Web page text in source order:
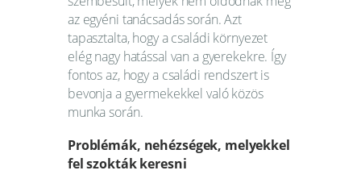
az egyéni tanácsadás során. Azt
tapasztalta, hogy a családi környezet
elég nagy hatással van a gyerekekre. Így
fontos az, hogy a családi rendszert is
bevonja a gyermekekkel való közös
munka során.
Problémák, nehézségek, melyekkel
fel szokták keresni